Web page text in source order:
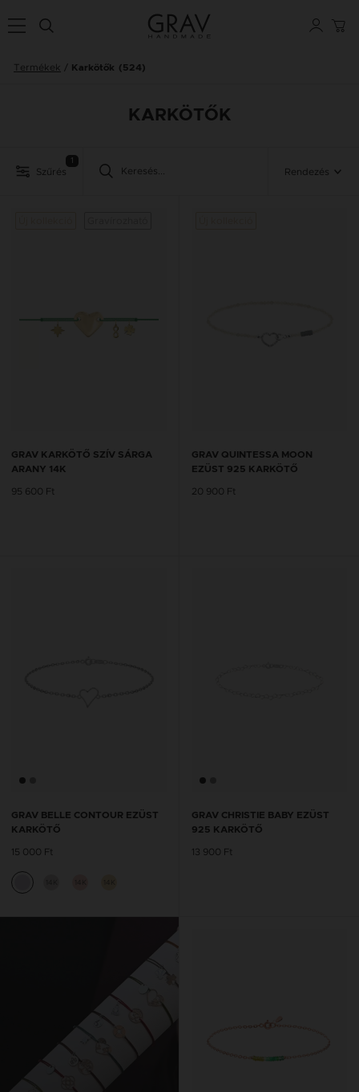
Termékek Karkötők (524)
KARKÖTŐK
Szűrés Rendezés
GRAV KARKÖTŐ SZÍV SÁRGA
ARANY 14K
95 600 Ft
GRAV QUINTESSA MOON
EZÜST 925 KARKÖTŐ
20 900 Ft
GRAV BELLE CONTOUR EZÜST
KARKÖTŐ
15 000 Ft
GRAV CHRISTIE BABY EZÜST
925 KARKÖTŐ
13 900 Ft